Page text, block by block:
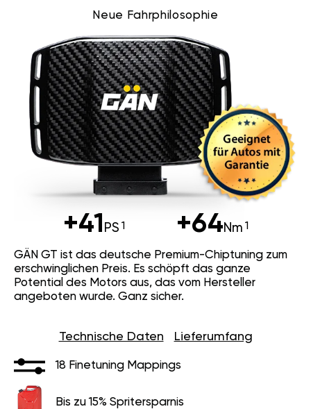
Neue Fahrphilosophie
+41 PS +64Nm
GÄN GT ist das deutsche Premium-Chiptuning zum
erschwinglichen Preis. Es schöpft das ganze
Potential des Motors aus, das vom Hersteller
angeboten wurde. Ganz sicher.
Technische Daten Lieferumfang
18 Finetuning Mappings
Bis zu 15% Spritersparnis